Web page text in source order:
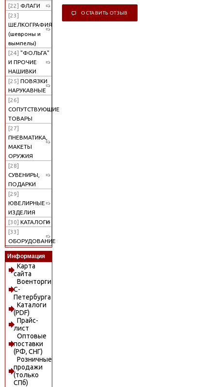
[22] ФЛАГИ
[23]
ШЕЛКОГРАФИЯ
(шевроны и
вымпелы)
[24] "ФОЛЬГА"
И ПРОЧИЕ
НАШИВКИ
[25] ПОВЯЗКИ
НАРУКАВНЫЕ
[26]
СОПУТСТВУЮЩИЕ
ТОВАРЫ
[27]
ПНЕВМАТИКА,
МАКЕТЫ
ОРУЖИЯ
[28]
СУВЕНИРЫ,
ПОДАРКИ
[29]
ЮВЕЛИРНЫЕ
ИЗДЕЛИЯ
[30] КАТАЛОГИ
[33]
ОБОРУДОВАНИЕ
Информация
Карта
сайта
Военторги
С-
Петербурга
Каталоги
(PDF)
Прайс-
лист
Оптовые
поставки
(РФ, СНГ)
Розничные
продажи
(только
СПб)
ОСТАВИТЬ ОТЗЫВ